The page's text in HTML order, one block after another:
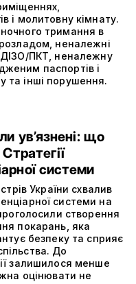
і молитовну кімнату.
тримання в
неналежні
ДІЗО/ПКТ, неналежну
паспортів і
та інші порушення.
ув’язнені: що
системи
України схвалив
системи на
створення
покарань, яка
безпеку та сприяє
До
залишилося менше
оцінювати не